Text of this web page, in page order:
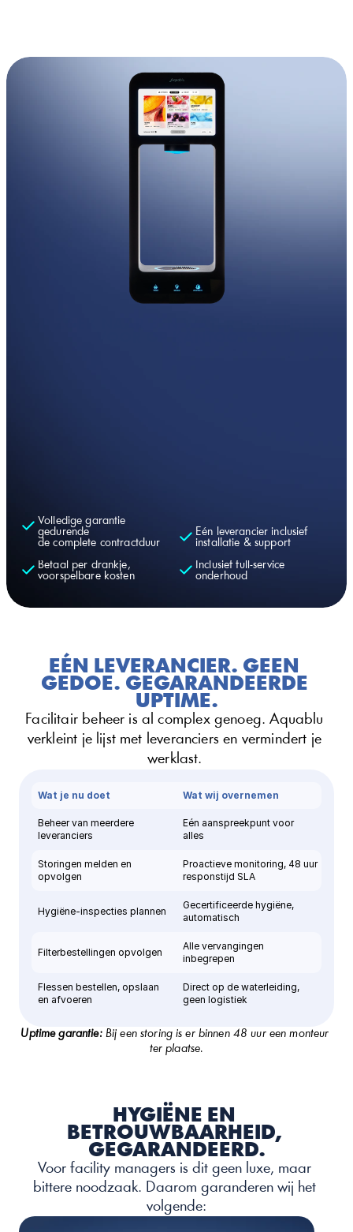
Volledige garantie
gedurende
de complete contractduur
Eén leverancier inclusief
installatie & support
Betaal per drankje,
voorspelbare kosten
Inclusief full-service
onderhoud
EÉN LEVERANCIER. GEEN
GEDOE. GEGARANDEERDE
UPTIME.
Facilitair beheer is al complex genoeg. Aquablu
verkleint je lijst met leveranciers en vermindert je
werklast.
Wat je nu doet Wat wij overnemen
Beheer van meerdere
leveranciers
Eén aanspreekpunt voor
alles
Storingen melden en
opvolgen
Proactieve monitoring, 48 uur
responstijd SLA
Hygiëne-inspecties plannen
Gecertificeerde hygiëne,
automatisch
Filterbestellingen opvolgen
Alle vervangingen
inbegrepen
Flessen bestellen, opslaan
en afvoeren
Direct op de waterleiding,
geen logistiek
Uptime garantie: Bij een storing is er binnen 48 uur een monteur
ter plaatse.
HYGIËNE EN
BETROUWBAARHEID,
GEGARANDEERD.
Voor facility managers is dit geen luxe, maar
bittere noodzaak. Daarom garanderen wij het
volgende: